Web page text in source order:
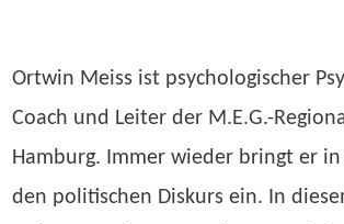
Ortwin Meiss ist psychologischer
Coach und Leiter der M.E.G.-
Hamburg. Immer wieder bringt er in
den politischen Diskurs ein. In